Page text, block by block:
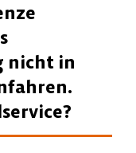
nicht in